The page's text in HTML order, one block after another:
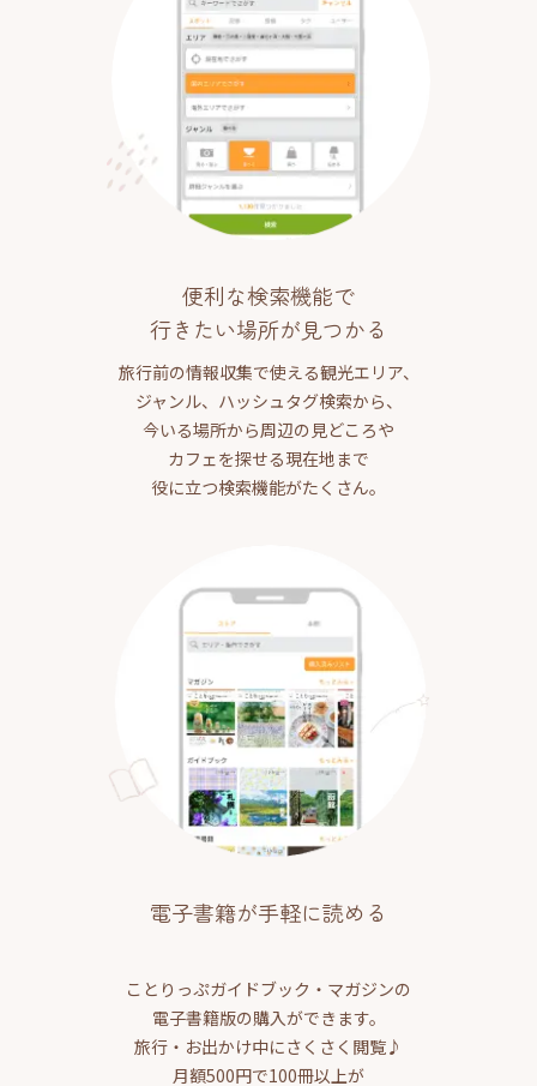
便利な検索機能で
行きたい場所が見つかる
旅行前の情報収集で使える観光エリア、
ジャンル、ハッシュタグ検索から、
今いる場所から周辺の見どころや
カフェを探せる現在地まで
役に立つ検索機能がたくさん。
電子書籍が手軽に読める
ことりっぷガイドブック・マガジンの
電子書籍版の購入ができます。
旅行・お出かけ中にさくさく閲覧♪
月額500円で100冊以上が